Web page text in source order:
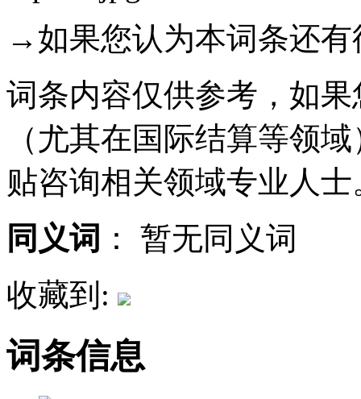
→如果您认为本词条还
词条内容仅供参考，如
（尤其在国际结算等领
贴咨询相关领域专业人士
同义词 ： 暂无同义词
收藏到:
词条信息